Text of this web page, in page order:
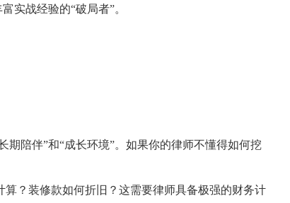
实战经验的“破局者”。
陪伴”和“成长环境”。如果你的律师不懂得如何挖
？装修款如何折旧？这需要律师具备极强的财务计